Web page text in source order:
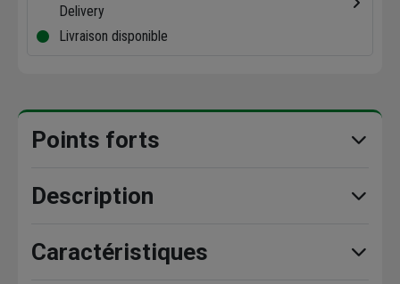
Delivery
Livraison disponible
Points forts
Description
Caractéristiques